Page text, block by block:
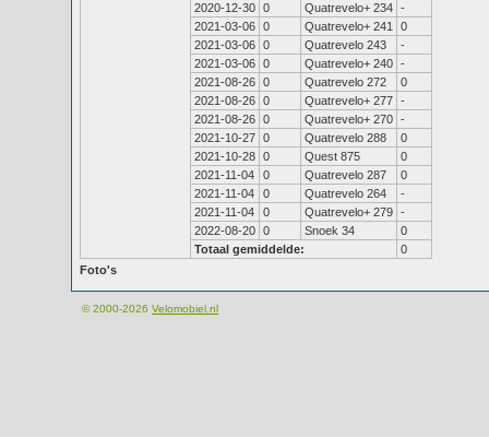
2020-12-30 0 Quatrevelo+ 234 -
2021-03-06 0 Quatrevelo+ 241
0
2021-03-06 0 Quatrevelo 243
-
2021-03-06 0 Quatrevelo+ 240 -
2021-08-26 0 Quatrevelo 272
0
2021-08-26 0 Quatrevelo+ 277 -
2021-08-26 0 Quatrevelo+ 270 -
2021-10-27 0 Quatrevelo 288
0
2021-10-28 0 Quest 875
0
2021-11-04
0 Quatrevelo 287
0
2021-11-04
0 Quatrevelo 264
-
2021-11-04
0 Quatrevelo+ 279 -
2022-08-20 0 Snoek 34
0
Totaal gemiddelde:
0
Foto's
© 2000-2026 Velomobiel.nl